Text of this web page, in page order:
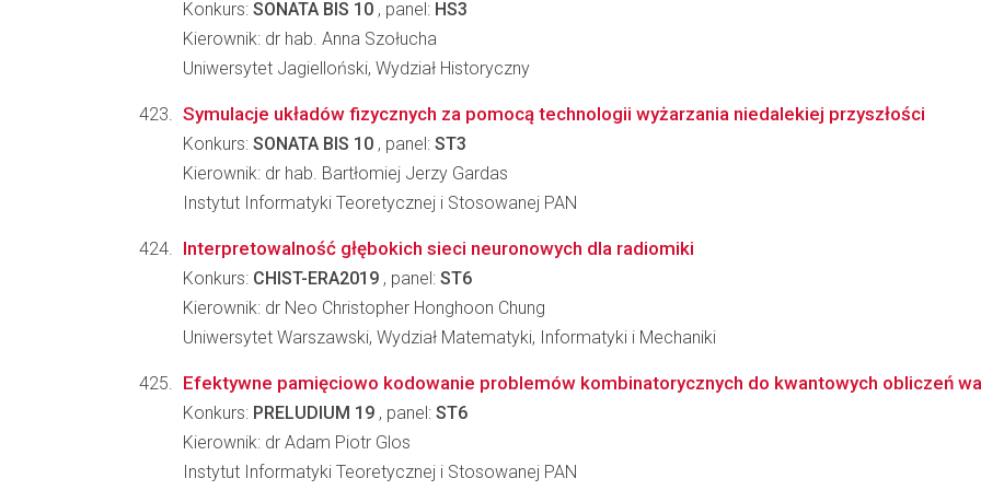
Konkurs: SONATA BIS 10 , panel: HS3
Kierownik: dr hab. Anna Szołucha
Uniwersytet Jagielloński, Wydział Historyczny
Symulacje układów fizycznych za pomocą technologii wyżarzania niedalekiej przyszłości
Konkurs: SONATA BIS 10 , panel: ST3
Kierownik: dr hab. Bartłomiej Jerzy Gardas
Instytut Informatyki Teoretycznej i Stosowanej PAN
Interpretowalność głębokich sieci neuronowych dla radiomiki
Konkurs: CHIST-ERA2019 , panel: ST6
Kierownik: dr Neo Christopher Honghoon Chung
Uniwersytet Warszawski, Wydział Matematyki, Informatyki i Mechaniki
Efektywne pamięciowo kodowanie problemów kombinatorycznych do kwantowych obliczeń
Konkurs: PRELUDIUM 19 , panel: ST6
Kierownik: dr Adam Piotr Glos
Instytut Informatyki Teoretycznej i Stosowanej PAN